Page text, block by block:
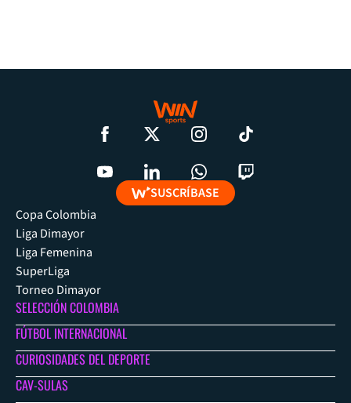
SUSCRÍBASE
Copa Colombia
Liga Dimayor
Liga Femenina
SuperLiga
Torneo Dimayor
SELECCIÓN COLOMBIA
FÚTBOL INTERNACIONAL
CURIOSIDADES DEL DEPORTE
CAV-SULAS